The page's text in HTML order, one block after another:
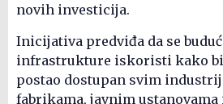
novih investicija.
Inicijativa predviđa da se
infrastrukture iskoristi kako
postao dostupan svim
fabrikama, javnim